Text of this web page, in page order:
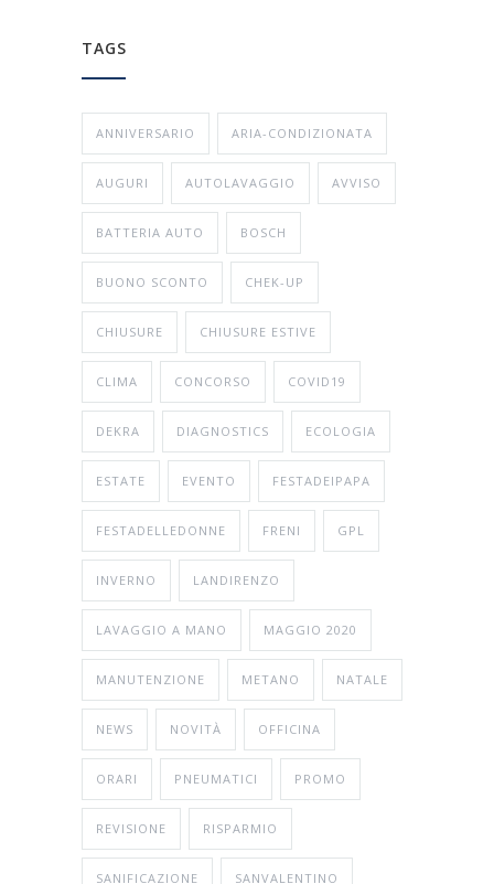
TAGS
ANNIVERSARIO ARIA-CONDIZIONATA
AUGURI AUTOLAVAGGIO AVVISO
BATTERIA AUTO BOSCH
BUONO SCONTO CHEK-UP
CHIUSURE CHIUSURE ESTIVE
CLIMA CONCORSO COVID19
DEKRA DIAGNOSTICS ECOLOGIA
ESTATE EVENTO FESTADEIPAPA
FESTADELLEDONNE FRENI GPL
INVERNO LANDIRENZO
LAVAGGIO A MANO MAGGIO 2020
MANUTENZIONE METANO NATALE
NEWS NOVITÀ OFFICINA
ORARI PNEUMATICI PROMO
REVISIONE RISPARMIO
SANIFICAZIONE SANVALENTINO